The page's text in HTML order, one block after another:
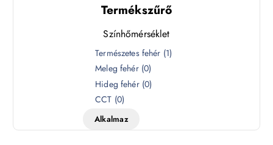
Termékszűrő
Színhőmérséklet
Természetes fehér (1)
Meleg fehér (0)
Hideg fehér (0)
CCT (0)
Alkalmaz